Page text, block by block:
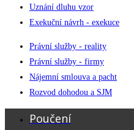
Uznání dluhu vzor
Exekuční návrh - exekuce
Právní služby - reality
Právní služby - firmy
Nájemní smlouva a pacht
Rozvod dohodou a SJM
Poučení